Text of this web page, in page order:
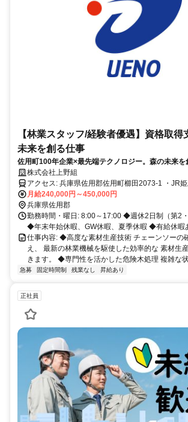
【林業スタッフ/経験者優遇】資格取得
未来を創る仕事
佐用町100年企業×最先端テクノロジー。森の未来を
支援&手当あり
株式会社上野組
アクセス: 兵庫県佐用郡佐用町櫛田2073-1 ・JR姫新線「佐用駅」か
ら車で約10分 ・中国自動車道「山崎IC」から約20分 ・智頭急行智頭
線 久崎駅より徒歩10分
月給240,000円～450,000円
兵庫県佐用郡
勤務時間・曜日: 8:00～17:00 ◆週休2日制（第2・
◆年末年始休暇、GW休暇、夏季休暇 ◆有給休暇
仕事内容: ◆高度な素材生産技術 チェーンソーの
え、 最新の林業機械を駆使した効率的な 素材生
きます。 ◆専門性を活かした危険木処理 複雑な状
急募 固定時間制 残業なし 昇給あり
正社員